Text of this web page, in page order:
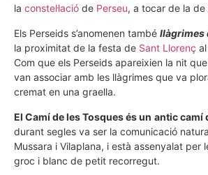
la constel·lació de Perseu, a tocar de la de
Els Perseids s’anomenen també llàgrimes
la proximitat de la festa de Sant Llorenç
Com que els Perseids apareixien la nit
van associar amb les llàgrimes que va
cremat en una graella.
El Camí de les Tosques és un antic camí
durant segles va ser la comunicació
Mussara i Vilaplana, i està assenyalat per
groc i blanc de petit recorregut.